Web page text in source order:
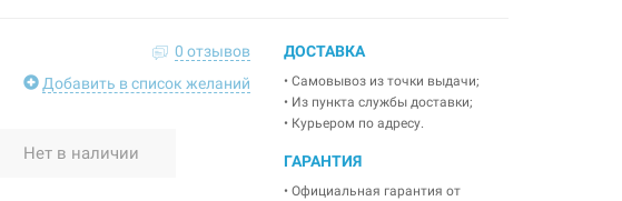
0 отзывов
Добавить в список желаний
Нет в наличии
ДОСТАВКА
• Самовывоз из точки выдачи;
• Из пункта службы доставки;
• Курьером по адресу.
ГАРАНТИЯ
• Официальная гарантия от